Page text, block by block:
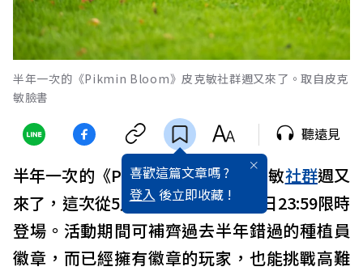
半年一次的《Pikmin Bloom》皮克敏社群週又來了。取自皮克
敏臉書
喜歡這篇文章嗎 ?
登入 後立即收藏 !
聽遠見
半年一次的《Pikmin Bloom》皮克敏社群週又
來了，這次從5月23日0:00至5月31日23:59限時
登場。活動期間可補齊過去半年錯過的種植員
徽章，而已經擁有徽章的玩家，也能挑戰高難